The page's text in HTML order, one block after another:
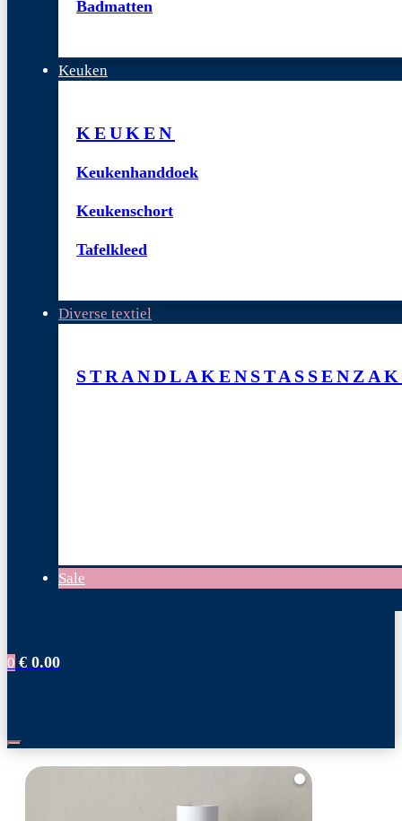
Badmatten
Keuken
KEUKEN
Keukenhanddoek
Keukenschort
Tafelkleed
Diverse textiel
STRANDLAKENSTASSEN
Sale
0 € 0.00